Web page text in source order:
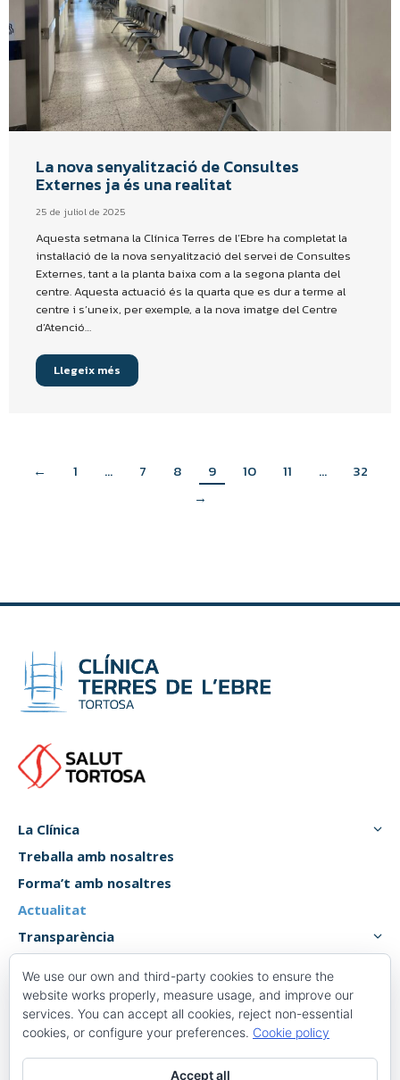
La nova senyalització de Consultes
Externes ja és una realitat
25 de juliol de 2025
Aquesta setmana la Clínica Terres de l’Ebre ha completat la
instal·lació de la nova senyalització del servei de Consultes
Externes, tant a la planta baixa com a la segona planta del
centre. Aquesta actuació és la quarta que es dur a terme al
centre i s’uneix, per exemple, a la nova imatge del Centre
d’Atenció…
Llegeix més
← 1 … 7 8 9 10 11 …
32
→
La Clínica
Treballa amb nosaltres
Forma’t amb nosaltres
Actualitat
Transparència
Canal de denúncies
Plaça 1 d’octubre, 6, 8,
We use our own and third-party cookies to ensure the
website works properly, measure usage, and improve our
services. You can accept all cookies, reject non-essential
cookies, or configure your preferences. Cookie policy
Accept all